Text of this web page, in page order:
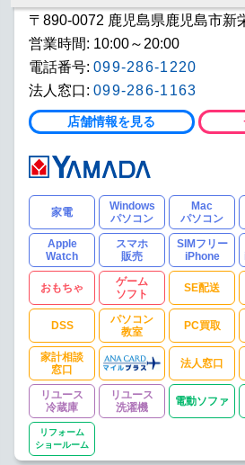
〒890-0072 鹿児島県鹿児島市新
営業時間: 10:00～20:00
電話番号: 099-286-1220
法人窓口: 099-286-1163
店舗情報を見る
家電
Windows
パソコン
Mac
パソコン
Apple
Watch
スマホ
販売
SIMフリー
iPhone
おもちゃ
ゲーム
ソフト
SE配送
DSS
パソコン
教室
PC買取
家計相談
窓口
法人窓口
リユース
冷蔵庫
リユース
洗濯機
電動ソファ
リフォーム
ショールーム